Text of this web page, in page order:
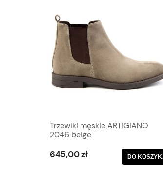
Trzewiki męskie ARTIGIANO
2046 beige
645,00 zł DO